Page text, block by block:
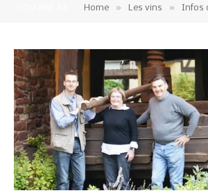
Home » Les vins » Infos